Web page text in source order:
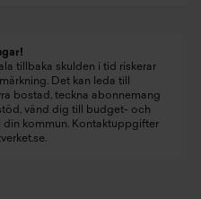
tillbaka skulden i tid riskerar
Det kan leda till
bostad, teckna abonnemang
vänd dig till budget- och
din kommun. Kontaktuppgifter
.